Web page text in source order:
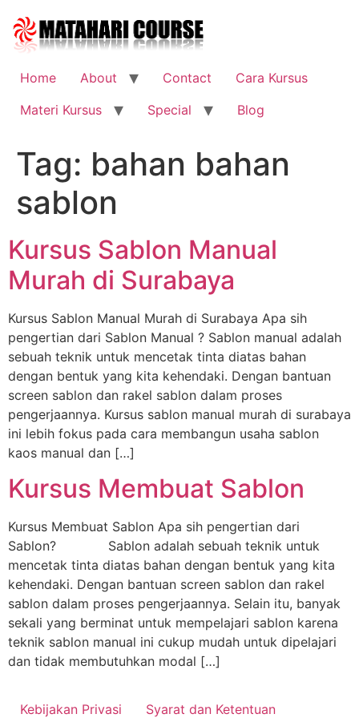
content
Home
About Contact
Cara Kursus
Materi Kursus
Special Blog
Tag: bahan bahan
sablon
Kursus Sablon Manual
Murah di Surabaya
Kursus Sablon Manual Murah di Surabaya Apa sih
pengertian dari Sablon Manual ? Sablon manual adalah
sebuah teknik untuk mencetak tinta diatas bahan
dengan bentuk yang kita kehendaki. Dengan bantuan
screen sablon dan rakel sablon dalam proses
pengerjaannya. Kursus sablon manual murah di surabaya
ini lebih fokus pada cara membangun usaha sablon
kaos manual dan […]
Kursus Membuat Sablon
Kursus Membuat Sablon Apa sih pengertian dari
Sablon? Sablon adalah sebuah teknik untuk
mencetak tinta diatas bahan dengan bentuk yang kita
kehendaki. Dengan bantuan screen sablon dan rakel
sablon dalam proses pengerjaannya. Selain itu, banyak
sekali yang berminat untuk mempelajari sablon karena
teknik sablon manual ini cukup mudah untuk dipelajari
dan tidak membutuhkan modal […]
Kebijakan Privasi Syarat dan Ketentuan